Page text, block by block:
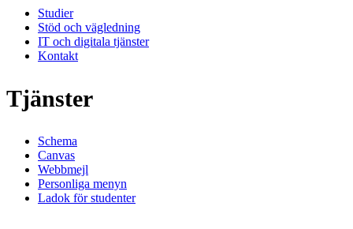
Studier
Stöd och vägledning
IT och digitala tjänster
Kontakt
Tjänster
Schema
Canvas
Webbmejl
Personliga menyn
Ladok för studenter